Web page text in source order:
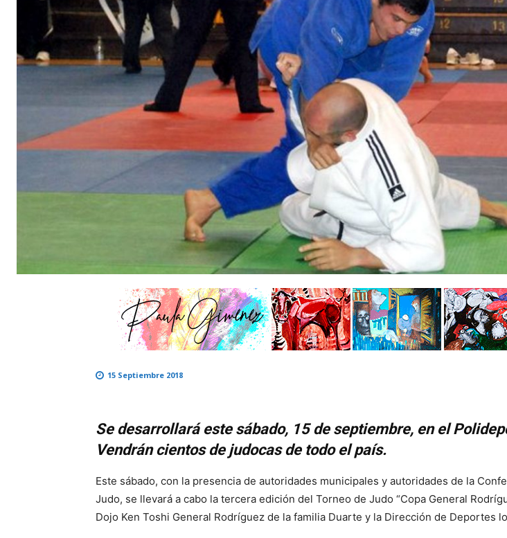
15 Septiembre 2018
Se desarrollará este sábado, 15 de septiembre, en el
Vendrán cientos de judocas de todo el país.
Este sábado, con la presencia de autoridades municipales y autoridades de la
Judo, se llevará a cabo la tercera edición del Torneo de Judo “Copa General
Dojo Ken Toshi General Rodríguez de la familia Duarte y la Dirección de Deportes